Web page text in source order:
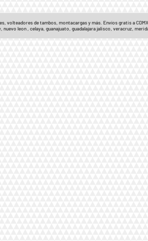
volteadores de tambos, montacargas y más. Envíos gratis a
leon , celaya, guanajuato, guadalajara jalisco, veracruz,